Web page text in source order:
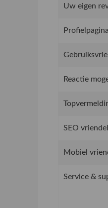
Uw eigen
Reactie
SEO
Mobiel
Service &